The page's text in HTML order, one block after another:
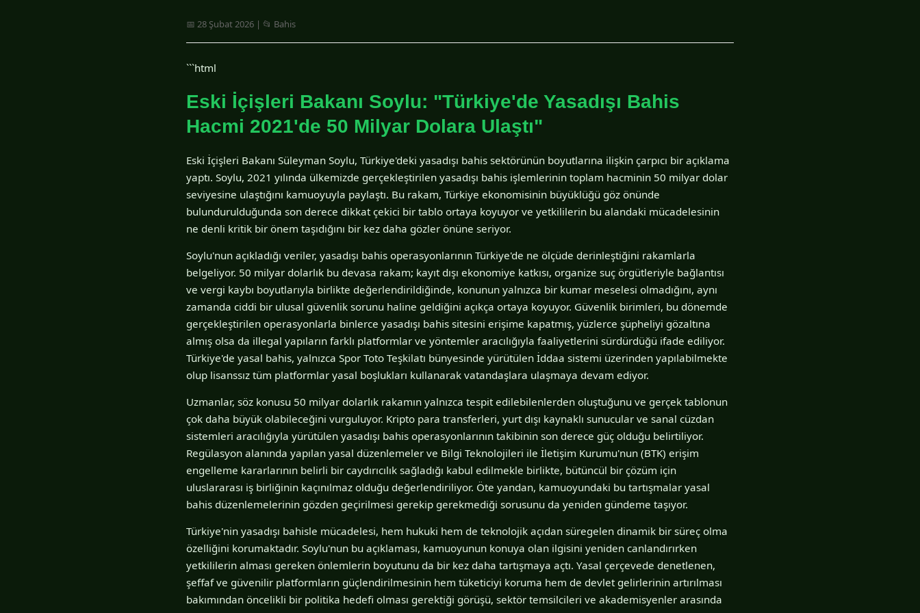
📅 28 Şubat 2026 | 📂 Bahis
```html
Eski İçişleri Bakanı Soylu: "Türkiye'de Yasadışı Bahis
Hacmi 2021'de 50 Milyar Dolara Ulaştı"
Eski İçişleri Bakanı Süleyman Soylu, Türkiye'deki yasadışı bahis sektörünün boyutlarına ilişkin çarpıcı bir açıklama
yaptı. Soylu, 2021 yılında ülkemizde gerçekleştirilen yasadışı bahis işlemlerinin toplam hacminin 50 milyar dolar
seviyesine ulaştığını kamuoyuyla paylaştı. Bu rakam, Türkiye ekonomisinin büyüklüğü göz önünde
bulundurulduğunda son derece dikkat çekici bir tablo ortaya koyuyor ve yetkililerin bu alandaki mücadelesinin
ne denli kritik bir önem taşıdığını bir kez daha gözler önüne seriyor.
Soylu'nun açıkladığı veriler, yasadışı bahis operasyonlarının Türkiye'de ne ölçüde derinleştiğini rakamlarla
belgeliyor. 50 milyar dolarlık bu devasa rakam; kayıt dışı ekonomiye katkısı, organize suç örgütleriyle bağlantısı
ve vergi kaybı boyutlarıyla birlikte değerlendirildiğinde, konunun yalnızca bir kumar meselesi olmadığını, aynı
zamanda ciddi bir ulusal güvenlik sorunu haline geldiğini açıkça ortaya koyuyor. Güvenlik birimleri, bu dönemde
gerçekleştirilen operasyonlarla binlerce yasadışı bahis sitesini erişime kapatmış, yüzlerce şüpheliyi gözaltına
almış olsa da illegal yapıların farklı platformlar ve yöntemler aracılığıyla faaliyetlerini sürdürdüğü ifade ediliyor.
Türkiye'de yasal bahis, yalnızca Spor Toto Teşkilatı bünyesinde yürütülen İddaa sistemi üzerinden yapılabilmekte
olup lisanssız tüm platformlar yasal boşlukları kullanarak vatandaşlara ulaşmaya devam ediyor.
Uzmanlar, söz konusu 50 milyar dolarlık rakamın yalnızca tespit edilebilenlerden oluştuğunu ve gerçek tablonun
çok daha büyük olabileceğini vurguluyor. Kripto para transferleri, yurt dışı kaynaklı sunucular ve sanal cüzdan
sistemleri aracılığıyla yürütülen yasadışı bahis operasyonlarının takibinin son derece güç olduğu belirtiliyor.
Regülasyon alanında yapılan yasal düzenlemeler ve Bilgi Teknolojileri ile İletişim Kurumu'nun (BTK) erişim
engelleme kararlarının belirli bir caydırıcılık sağladığı kabul edilmekle birlikte, bütüncül bir çözüm için
uluslararası iş birliğinin kaçınılmaz olduğu değerlendiriliyor. Öte yandan, kamuoyundaki bu tartışmalar yasal
bahis düzenlemelerinin gözden geçirilmesi gerekip gerekmediği sorusunu da yeniden gündeme taşıyor.
Türkiye'nin yasadışı bahisle mücadelesi, hem hukuki hem de teknolojik açıdan süregelen dinamik bir süreç olma
özelliğini korumaktadır. Soylu'nun bu açıklaması, kamuoyunun konuya olan ilgisini yeniden canlandırırken
yetkililerin alması gereken önlemlerin boyutunu da bir kez daha tartışmaya açtı. Yasal çerçevede denetlenen,
şeffaf ve güvenilir platformların güçlendirilmesinin hem tüketiciyi koruma hem de devlet gelirlerinin artırılması
bakımından öncelikli bir politika hedefi olması gerektiği görüşü, sektör temsilcileri ve akademisyenler arasında